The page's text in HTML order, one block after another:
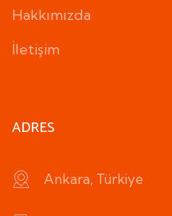
Hakkımızda
İletişim
ADRES
Ankara, Türkiye